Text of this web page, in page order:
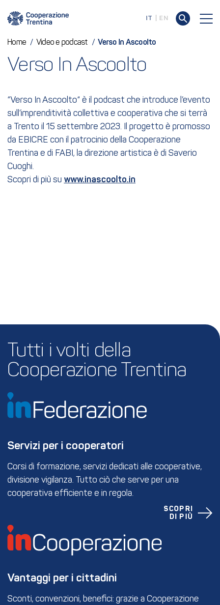
IT EN
Home / Video e podcast / Verso In Ascoolto
Verso In Ascoolto
“Verso In Ascoolto“ è il podcast che introduce l’evento
sull’imprenditività collettiva e cooperativa che si terrà
a Trento il 15 settembre 2023. Il progetto è promosso
da EBICRE con il patrocinio della Cooperazione
Trentina e di FABI, la direzione artistica è di Saverio
Cuoghi.
Scopri di più su www.inascoolto.in
Tutti i volti della
Cooperazione Trentina
Servizi per i cooperatori
Corsi di formazione, servizi dedicati alle cooperative,
divisione vigilanza. Tutto ciò che serve per una
cooperativa efficiente e in regola.
SCOPRI
DI PIÙ
Vantaggi per i cittadini
Sconti, convenzioni, benefici: grazie a Cooperazione